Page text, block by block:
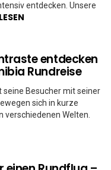
entdecken. Unsere
entdecken
Rundreise
seine Besucher mit seiner
sich in kurze
verschiedenen Welten.